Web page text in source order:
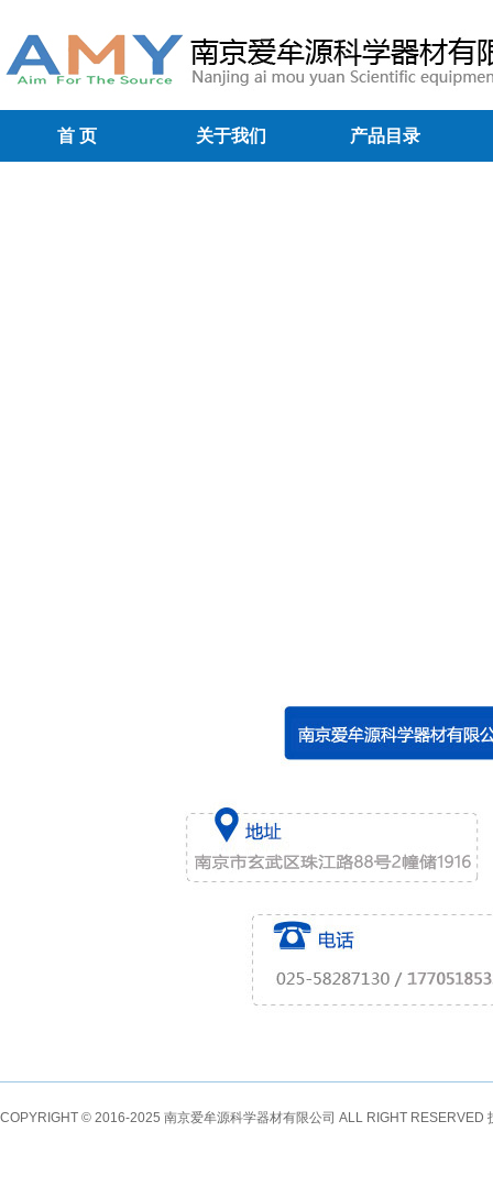
首 页 关于我们 产品目录
COPYRIGHT © 2016-2025 南京爱牟源科学器材有限公司 ALL RIGHT RESERVED